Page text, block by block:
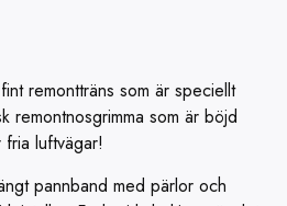
remontträns som är speciellt
remontnosgrimma som är böjd
luftvägar!
pannband med pärlor och